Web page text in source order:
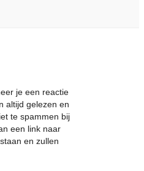
je een reactie
altijd gelezen en
te spammen bij
een link naar
en zullen